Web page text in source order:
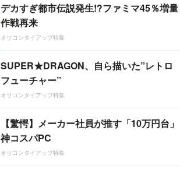
デカすぎ都市伝説発生!?ファミマ45％増量
作戦再来
オリコンタイアップ特集
SUPER★DRAGON、自ら描いた”レトロ
フューチャー”
オリコンタイアップ特集
【驚愕】メーカー社員が推す「10万円台」
神コスパPC
オリコンタイアップ特集